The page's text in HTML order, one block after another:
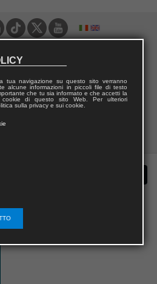
tua navigazione su questo sito verranno
alcune informazioni in piccoli file di testo
che tu sia informato e che accetti la
di questo sito Web. Per ulteriori
sulla privacy e sui cookie.